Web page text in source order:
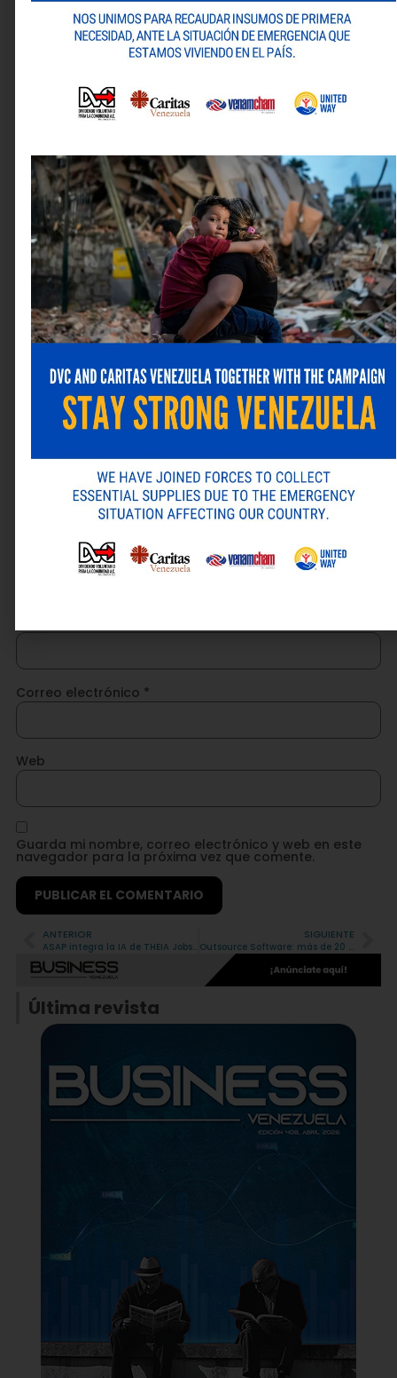
Industrializar la IA con disciplina: definir una estrategia
clara, gobernanza sólida y medición estricta del
Invertir en datos e infraestructura moderna: sin una
transformación digital y la competitividad de largo
plazo estarán en riesgo.
El mensaje es claro: la ventaja competitiva en la banca
latinoamericana ya no dependerá solo del capital, sino
de la capacidad de ejecutar con tecnología, datos e
inteligencia artificial, en colaboración con fintechs,
reguladores y el ecosistema financiero.
Deja una respuesta
Tu dirección de correo electrónico no será publicada.
Los campos obligatorios están marcados con*
Comentario*
Correo electrónico *
Web
Guarda mi nombre, correo electrónico y web en este
navegador para la próxima vez que comente.
Alternative:
ANTERIOR
ASAP integra la IA de THEIA Jobs para optimizar sus procesos de búsqueda de talento
SIGUIENTE
Outsource Software: más de 20 años conectando marcas con soluciones reales
Última revista